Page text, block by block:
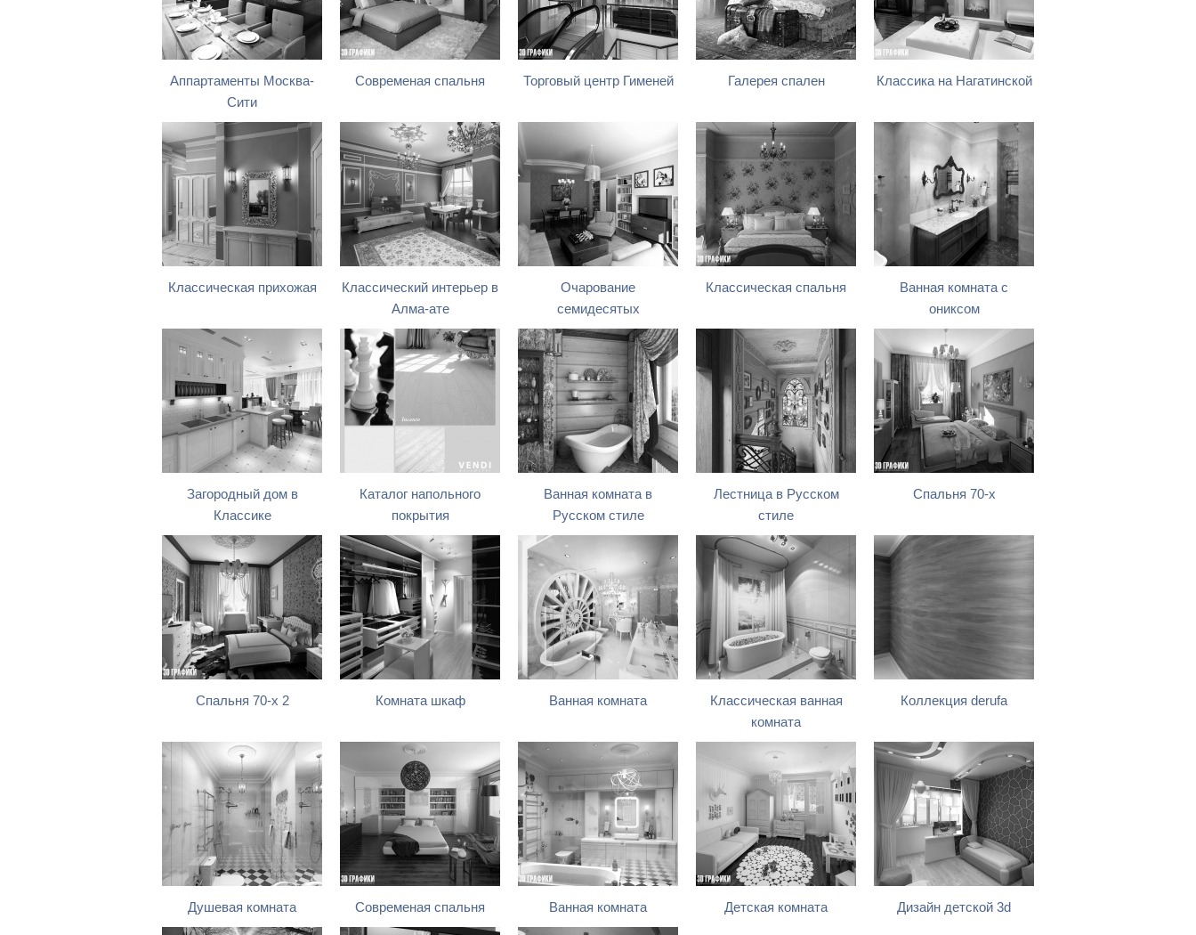
Аппартаменты Москва-
Сити
Современая спальня Торговый центр Гименей Галерея спален Классика на Нагатинской
Классическая прихожая
Классический интерьер в
Алма-ате
Очарование
семидесятых
Классическая спальня
Ванная комната с
ониксом
Загородный дом в
Классике
Каталог напольного
покрытия
Ванная комната в
Русском стиле
Лестница в Русском
стиле
Спальня 70-х
Спальня 70-х 2 Комната шкаф Ванная комната
Классическая ванная
комната
Коллекция derufa
Душевая комната Современая спальня Ванная комната Детская комната Дизайн детской 3d